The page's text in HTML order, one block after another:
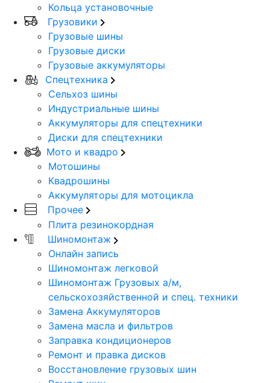
Кольца установочные
Грузовики
Грузовые шины
Грузовые диски
Грузовые аккумуляторы
Спецтехника
Сельхоз шины
Индустриальные шины
Аккумуляторы для спецтехники
Диски для спецтехники
Мото и квадро
Мотошины
Квадрошины
Аккумуляторы для мотоцикла
Прочее
Плита резинокордная
Шиномонтаж
Онлайн запись
Шиномонтаж легковой
Шиномонтаж Грузовых а/м,
сельскохозяйственной и спец. техники
Замена Аккумуляторов
Замена масла и фильтров
Заправка кондиционеров
Ремонт и правка дисков
Восстановление грузовых шин